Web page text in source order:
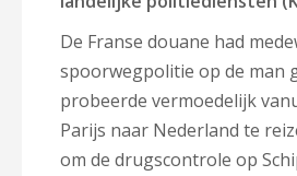
De Franse douane had
spoorwegpolitie op de man
probeerde vermoedelijk
Parijs naar Nederland te
om de drugscontrole op